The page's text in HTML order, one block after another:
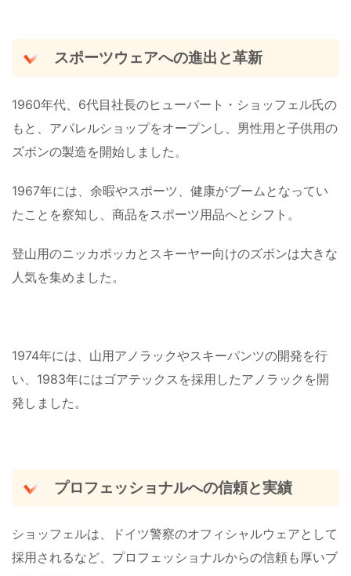
スポーツウェアへの進出と革新
1960年代、6代目社長のヒューバート・ショッフェル氏の
もと、アパレルショップをオープンし、男性用と子供用の
ズボンの製造を開始しました。
1967年には、余暇やスポーツ、健康がブームとなってい
たことを察知し、商品をスポーツ用品へとシフト。
登山用のニッカポッカとスキーヤー向けのズボンは大きな
人気を集めました。
1974年には、山用アノラックやスキーパンツの開発を行
い、1983年にはゴアテックスを採用したアノラックを開
発しました。
プロフェッショナルへの信頼と実績
ショッフェルは、ドイツ警察のオフィシャルウェアとして
採用されるなど、プロフェッショナルからの信頼も厚いブ